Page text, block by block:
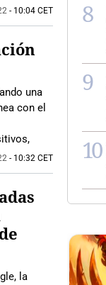
- 10:04 CET
una
con el
- 10:32 CET
la